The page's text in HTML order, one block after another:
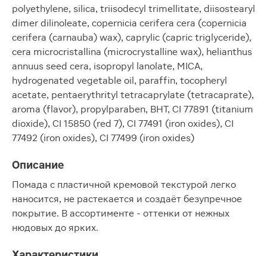
polyethylene, silica, triisodecyl trimellitate, diisostearyl
dimer dilinoleate, copernicia cerifera cera (copernicia
cerifera (carnauba) wax), caprylic (capric triglyceride),
cera microcristallina (microcrystalline wax), helianthus
annuus seed cera, isopropyl lanolate, MICA,
hydrogenated vegetable oil, paraffin, tocopheryl
acetate, pentaerythrityl tetracaprylate (tetracaprate),
aroma (flavor), propylparaben, BHT, CI 77891 (titanium
dioxide), CI 15850 (red 7), CI 77491 (iron oxides), CI
77492 (iron oxides), CI 77499 (iron oxides)
Описание
Помада с пластичной кремовой текстурой легко
наносится, не растекается и создаёт безупречное
покрытие. В ассортименте - оттенки от нежных
нюдовых до ярких.